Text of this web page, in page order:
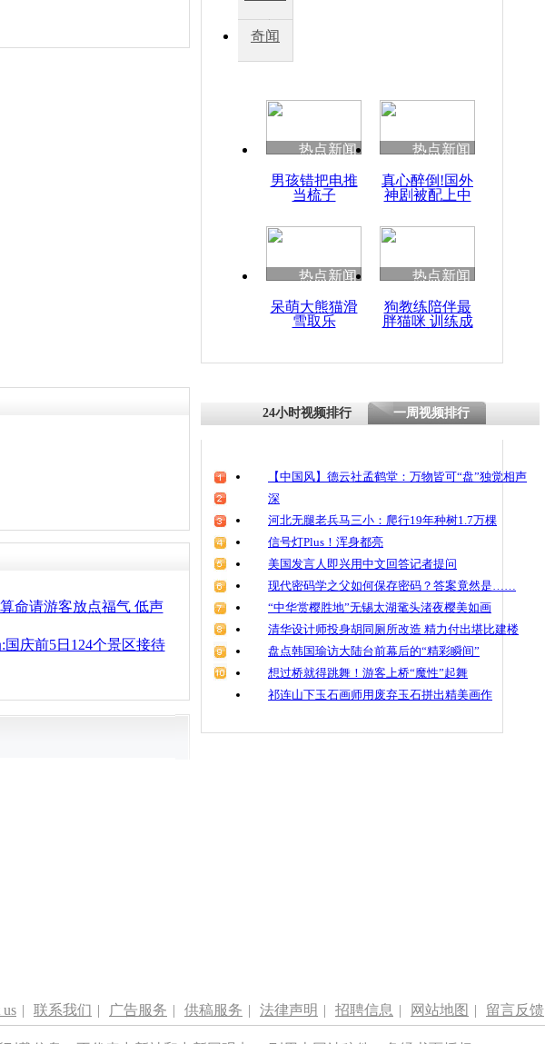
因
度苗族花山节
魂
秀
奇闻
热点新闻
男孩错把电推
当梳子
热点新闻
真心醉倒!国外
神剧被配上中
热点新闻
呆萌大熊猫滑
雪取乐
热点新闻
狗教练陪伴最
胖猫咪 训练成
命请游客放点福气 低声
国庆前5日124个景区接待
24小时视频排行 一周视频排行
【中国风】德云社孟鹤堂：万物皆可“盘”独觉相声
深
河北无腿老兵马三小：爬行19年种树1.7万棵
信号灯Plus！浑身都亮
美国发言人即兴用中文回答记者提问
现代密码学之父如何保存密码？答案竟然是……
“中华赏樱胜地”无锡太湖鼋头渚夜樱美如画
清华设计师投身胡同厕所改造 精力付出堪比建楼
盘点韩国瑜访大陆台前幕后的“精彩瞬间”
想过桥就得跳舞！游客上桥“魔性”起舞
祁连山下玉石画师用废弃玉石拼出精美画作
| 联系我们 | 广告服务 | 供稿服务 | 法律声明 | 招聘信息 | 网站地图 | 留言反馈